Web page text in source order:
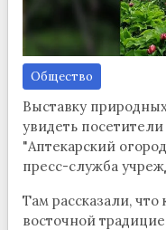
Общество
Выставку
увидеть
"Аптекарский
пресс-служба
Там рассказали,
восточной